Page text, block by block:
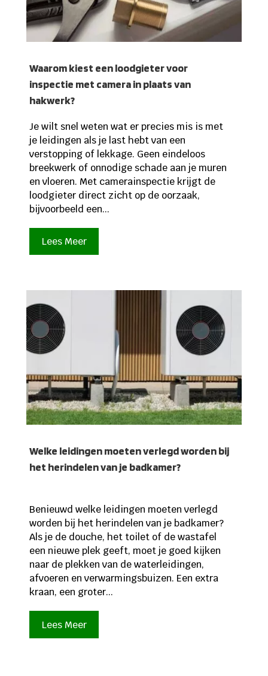
Waarom kiest een loodgieter voor
inspectie met camera in plaats van
hakwerk?
Je wilt snel weten wat er precies mis is met
je leidingen als je last hebt van een
verstopping of lekkage. Geen eindeloos
breekwerk of onnodige schade aan je muren
en vloeren. Met camerainspectie krijgt de
loodgieter direct zicht op de oorzaak,
bijvoorbeeld een...
Lees Meer
Welke leidingen moeten verlegd worden bij
het herindelen van je badkamer?
Benieuwd welke leidingen moeten verlegd
worden bij het herindelen van je badkamer?
Als je de douche, het toilet of de wastafel
een nieuwe plek geeft, moet je goed kijken
naar de plekken van de waterleidingen,
afvoeren en verwarmingsbuizen. Een extra
kraan, een groter...
Lees Meer